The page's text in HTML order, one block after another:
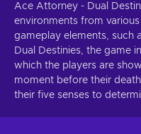
Ace Attorney - Dual
environments from
gameplay elements, such
Dual Destinies, the game
which the players are
moment before their
their five senses to